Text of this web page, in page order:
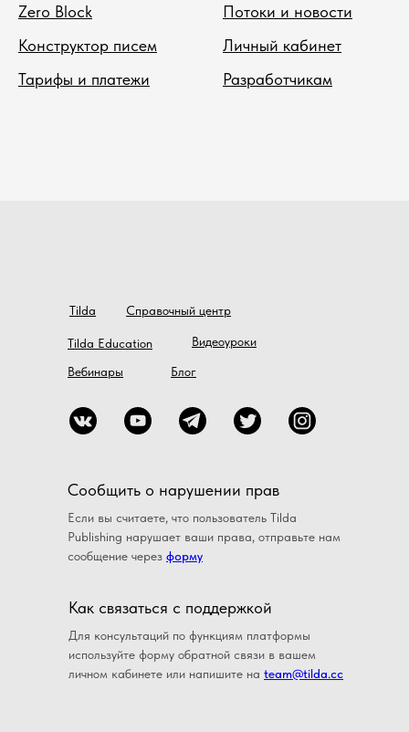
Zero Block
Конструктор писем
Тарифы и платежи
Потоки и новости
Личный кабинет
Разработчикам
Tilda Справочный центр
Tilda Education Видеоуроки
Вебинары Блог
Сообщить о нарушении прав
Если вы считаете, что пользователь Tilda
Publishing нарушает ваши права, отправьте нам
сообщение через форму
Как связаться с поддержкой
Для консультаций по функциям платформы
используйте форму обратной связи в вашем
личном кабинете или напишите на team@tilda.cc